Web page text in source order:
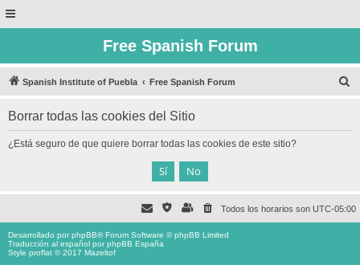
Free Spanish Forum
Spanish Institute of Puebla Free Spanish Forum
Borrar todas las cookies del Sitio
¿Está seguro de que quiere borrar todas las cookies de este sitio?
Todos los horarios son UTC-05:00
Desarrollado porphpBB® Forum Software © phpBB Limited
Traducción al español porphpBB España
Style proflat © 2017 Mazeltof